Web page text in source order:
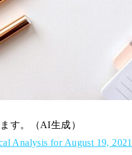
す。（AI生成）
Analysis for August 19, 2021